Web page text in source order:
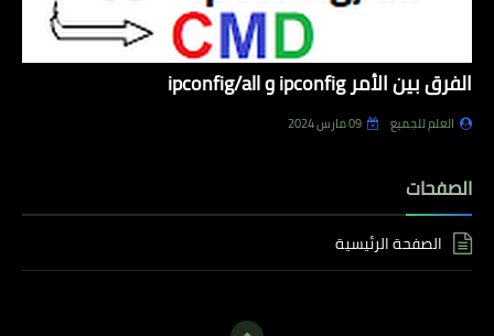
الفرق بين الأمر ipconfig و ipconfig/all
العلم للجميع 09 مارس 2024
الصفحات
الصفحة الرئيسية